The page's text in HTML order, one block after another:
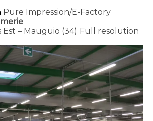
Pure Impression/E-Factory
– Mauguio (34) Full resolution